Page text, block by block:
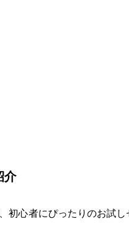
介
初心者にぴったりのお試